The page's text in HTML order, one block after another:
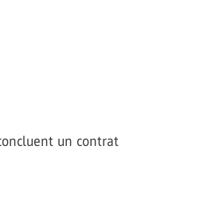
un contrat